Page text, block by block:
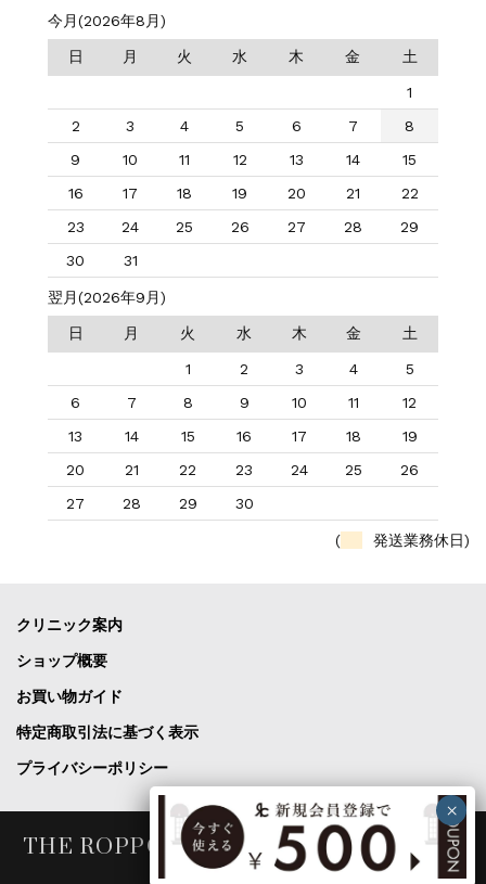
今月(2026年8月)
日 月 火 水 木 金 土
1
2
3 4 5 6 7
8
9
10 11 12 13 14
15
16
17 18 19 20 21
22
23
24 25 26 27 28
29
30
31
翌月(2026年9月)
日 月 火 水 木 金 土
1 2 3 4
5
6
7 8 9 10 11
12
13
14 15 16 17 18
19
20
21 22 23 24 25
26
27
28 29 30
( 発送業務休日)
クリニック案内
ショップ概要
お買い物ガイド
特定商取引法に基づく表示
プライバシーポリシー
THE ROPPONGI CLINIC COSME